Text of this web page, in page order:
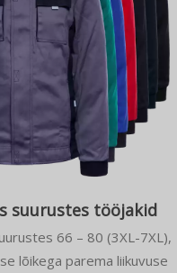
suurustes tööjakid
66 – 80 (3XL-7XL),
lõikega parema liikuvuse